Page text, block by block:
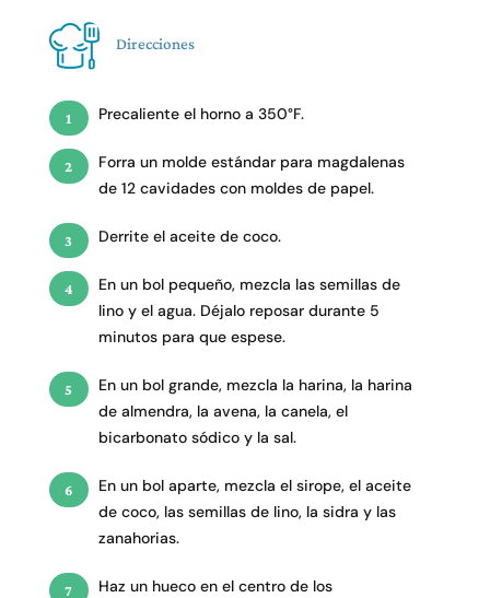
Direcciones
Precaliente el horno a 350°F.
Forra un molde estándar para magdalenas
de 12 cavidades con moldes de papel.
Derrite el aceite de coco.
En un bol pequeño, mezcla las semillas de
lino y el agua. Déjalo reposar durante 5
minutos para que espese.
En un bol grande, mezcla la harina, la harina
de almendra, la avena, la canela, el
bicarbonato sódico y la sal.
En un bol aparte, mezcla el sirope, el aceite
de coco, las semillas de lino, la sidra y las
zanahorias.
Haz un hueco en el centro de los